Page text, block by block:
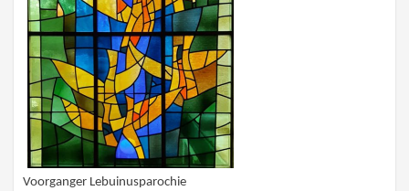
Voorganger Lebuinusparochie